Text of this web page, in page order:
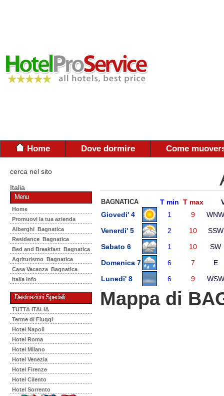
Home Dove dormire Come
cerca nel sito
Italia
Menu
Home
Promuovi la tua azienda
Alberghi Bagnatica
Residence Bagnatica
Bed and Breakfast Bagnatica
Agriturismo Bagnatica
Casa Vacanza Bagnatica
Italia Info
Destinazioni Speciali
TUTTA ITALIA
Terme di Fiuggi
Hotel Napoli
Hotel Roma
Hotel Milano
Hotel Venezia
Hotel Firenze
Hotel Cilento
Hotel Sorrento
BAGNATICA T min T max
Giovedi' 4
1 9
WNW
Venerdi' 5
2 10
SSW
Sabato 6
1 10
SW
Domenica 7
6 7
E
Lunedi' 8
6 9 WSW
Mappa di